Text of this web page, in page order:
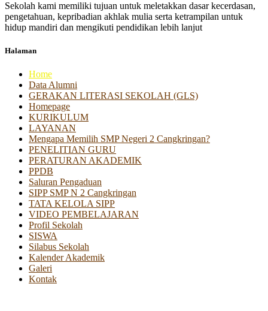
Sekolah kami memiliki tujuan untuk meletakkan dasar kecerdasan,
pengetahuan, kepribadian akhlak mulia serta ketrampilan untuk
hidup mandiri dan mengikuti pendidikan lebih lanjut
Halaman
Home
Data Alumni
GERAKAN LITERASI SEKOLAH (GLS)
Homepage
KURIKULUM
LAYANAN
Mengapa Memilih SMP Negeri 2 Cangkringan?
PENELITIAN GURU
PERATURAN AKADEMIK
PPDB
Saluran Pengaduan
SIPP SMP N 2 Cangkringan
TATA KELOLA SIPP
VIDEO PEMBELAJARAN
Profil Sekolah
SISWA
Silabus Sekolah
Kalender Akademik
Galeri
Kontak